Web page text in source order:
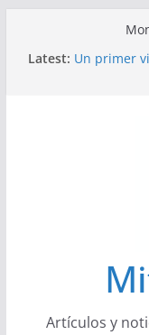
Latest: Un primer
Z Fold8 y
redefinen
Segunda
impulsa el
Alerta
que afecta
Artículos y